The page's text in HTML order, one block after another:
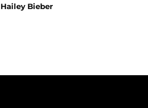
Hailey Bieber